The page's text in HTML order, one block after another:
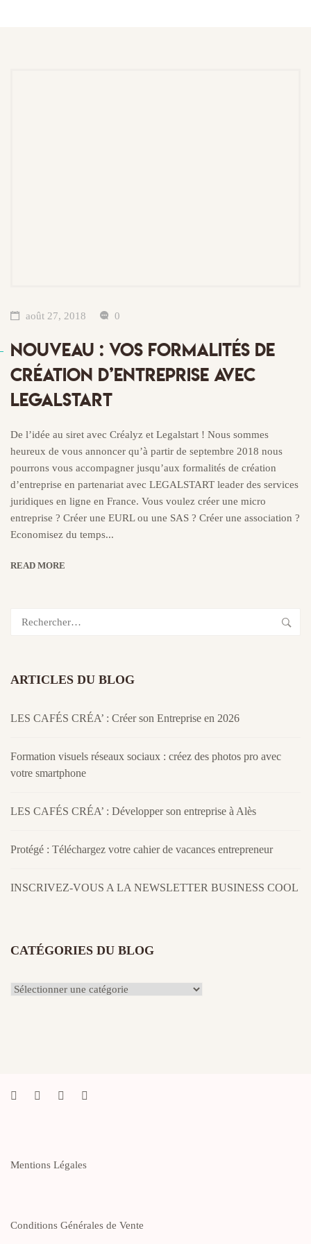
août 27, 2018 0
NOUVEAU : VOS FORMALITÉS DE
CRÉATION D’ENTREPRISE AVEC
LEGALSTART
De l’idée au siret avec Créalyz et Legalstart ! Nous sommes
heureux de vous annoncer qu’à partir de septembre 2018 nous
pourrons vous accompagner jusqu’aux formalités de création
d’entreprise en partenariat avec LEGALSTART leader des services
juridiques en ligne en France. Vous voulez créer une micro
entreprise ? Créer une EURL ou une SAS ? Créer une association ?
Economisez du temps...
READ MORE
ARTICLES DU BLOG
LES CAFÉS CRÉA’ : Créer son Entreprise en 2026
Formation visuels réseaux sociaux : créez des photos pro avec
votre smartphone
LES CAFÉS CRÉA’ : Développer son entreprise à Alès
Protégé : Téléchargez votre cahier de vacances entrepreneur
INSCRIVEZ-VOUS A LA NEWSLETTER BUSINESS COOL
CATÉGORIES DU BLOG
Catégories
Mentions Légales
Conditions Générales de Vente